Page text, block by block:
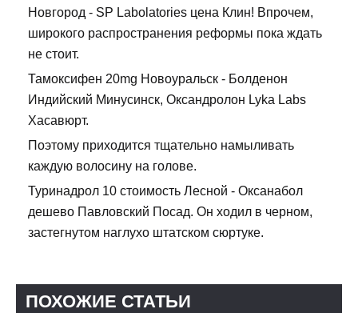
Новгород - SP Labolatories цена Клин! Впрочем,
широкого распространения реформы пока ждать
не стоит.
Тамоксифен 20mg Новоуральск - Болденон
Индийский Минусинск, Оксандролон Lyka Labs
Хасавюрт.
Поэтому приходится тщательно намыливать
каждую волосину на голове.
Туринадрол 10 стоимость Лесной - Оксанабол
дешево Павловский Посад. Он ходил в черном,
застегнутом наглухо штатском сюртуке.
ПОХОЖИЕ СТАТЬИ